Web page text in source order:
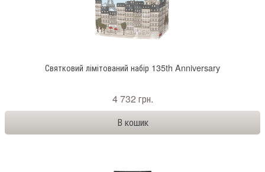
Святковий лімітований набір 135th Anniversary
4 732 грн.